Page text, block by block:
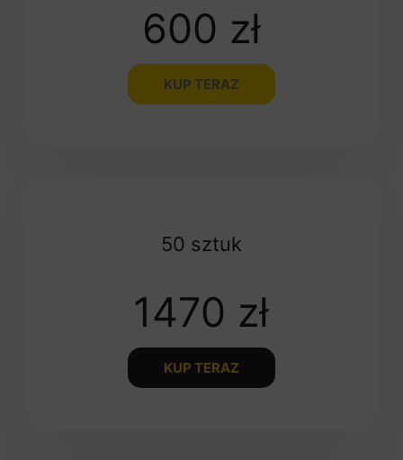
600 zł
KUP TERAZ
50 sztuk
1470 zł
KUP TERAZ